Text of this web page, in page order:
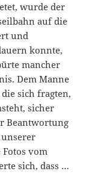
wurde der
auf die
und
konnte,
mancher
Dem Manne
sich fragten,
sicher
Beantwortung
vom
sich, dass …